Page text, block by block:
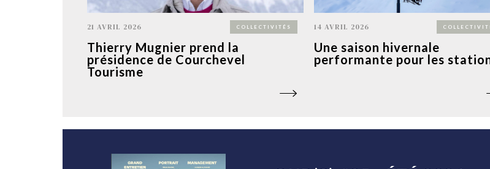
21 AVRIL 2026 COLLECTIVITÉS
Thierry Mugnier prend la
présidence de Courchevel
Tourisme
14 AVRIL 2026
Une saison hivernale
performante pour les